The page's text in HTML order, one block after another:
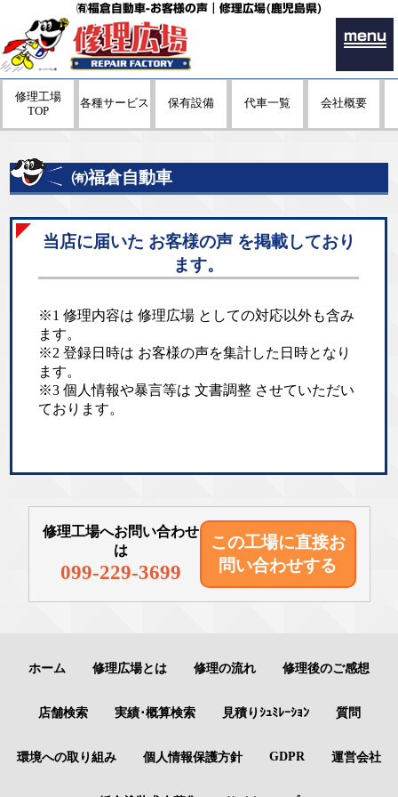
㈲福倉自動車-お客様の声｜修理広場(鹿児島県)
menu
修理工場
TOP
各種サービス 保有設備 代車一覧 会社概要
㈲福倉自動車
当店に届いた お客様の声 を掲載しており
ます。
※1 修理内容は 修理広場 としての対応以外も含み
ます。
※2 登録日時は お客様の声を集計した日時となり
ます。
※3 個人情報や暴言等は 文書調整 させていただい
ております。
修理工場へお問い合わせ
は
099-229-3699
この工場に直接お
問い合わせする
ホーム 修理広場とは 修理の流れ 修理後のご感想
店舗検索 実績･概算検索 見積りｼｭﾐﾚｰｼｮﾝ 質問
環境への取り組み 個人情報保護方針 GDPR 運営会社